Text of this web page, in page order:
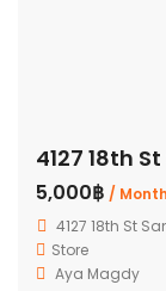
4127 18th
5,000฿ / Month
4127 18th St
Store
Aya Magdy